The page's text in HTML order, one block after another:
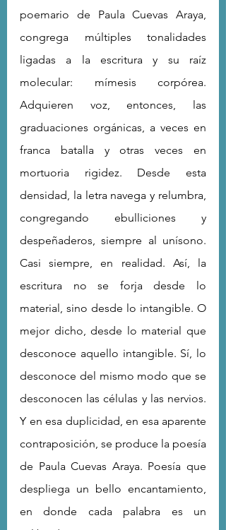
poemario de Paula Cuevas Araya,
congrega múltiples tonalidades
ligadas a la escritura y su raíz
molecular: mímesis corpórea.
Adquieren voz, entonces, las
graduaciones orgánicas, a veces en
franca batalla y otras veces en
mortuoria rigidez. Desde esta
densidad, la letra navega y relumbra,
congregando ebulliciones y
despeñaderos, siempre al unísono.
Casi siempre, en realidad. Así, la
escritura no se forja desde lo
material, sino desde lo intangible. O
mejor dicho, desde lo material que
desconoce aquello intangible. Sí, lo
desconoce del mismo modo que se
desconocen las células y las nervios.
Y en esa duplicidad, en esa aparente
contraposición, se produce la poesía
de Paula Cuevas Araya. Poesía que
despliega un bello encantamiento,
en donde cada palabra es un